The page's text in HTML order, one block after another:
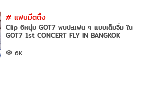
#แฟนมีตติ้ง
Clip 6หนุ่ม GOT7 พบปะแฟน ๆ แบบเต็มอิ่ม ใน
GOT7 1st CONCERT FLY IN BANGKOK
6K